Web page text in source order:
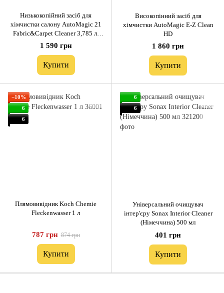
Низькокопійний засіб для
хімчистки салону AutoMagic 21
Fabric&Carpet Cleaner 3,785 л.
для мийних пилососів
1 590 грн
Купити
Високопінний засіб для
хімчистки AutoMagic E-Z Clean
HD
1 860 грн
Купити
−10%
6
6
Плямовивідник Koch Chemie
Fleckenwasser 1 л
787 грн 874 грн
Купити
6
6
Універсальний очищувач
інтер'єру Sonax Interior Cleaner
(Німеччина) 500 мл
401 грн
Купити